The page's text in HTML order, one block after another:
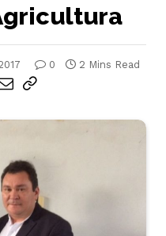
0
2 Mins Read